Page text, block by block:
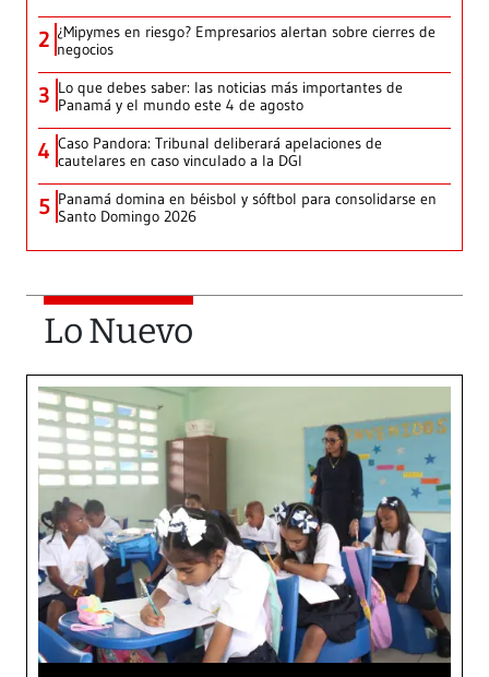
2 ¿Mipymes en riesgo? Empresarios alertan sobre cierres de
negocios
3 Lo que debes saber: las noticias más importantes de
Panamá y el mundo este 4 de agosto
4 Caso Pandora: Tribunal deliberará apelaciones de
cautelares en caso vinculado a la DGI
5 Panamá domina en béisbol y sóftbol para consolidarse en
Santo Domingo 2026
Lo Nuevo